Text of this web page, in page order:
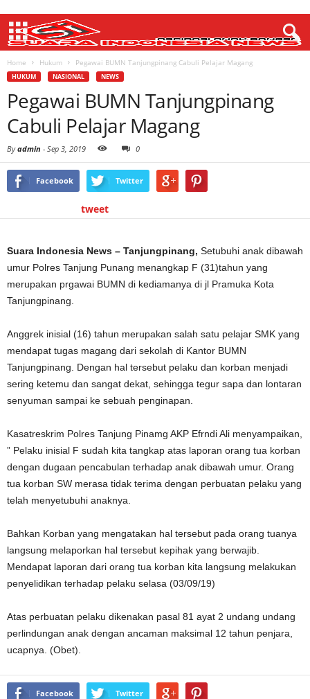
Home Hukum Pegawai BUMN Tanjungpinang Cabuli Pelajar Magang
HUKUM NASIONAL NEWS
Pegawai BUMN Tanjungpinang
Cabuli Pelajar Magang
Byadmin - Sep 3, 2019 0
Facebook Twitter
tweet
Suara Indonesia News – Tanjungpinang, Setubuhi anak dibawah
umur Polres Tanjung Punang menangkap F (31)tahun yang
merupakan prgawai BUMN di kediamanya di jl Pramuka Kota
Tanjungpinang.
Anggrek inisial (16) tahun merupakan salah satu pelajar SMK yang
mendapat tugas magang dari sekolah di Kantor BUMN
Tanjungpinang. Dengan hal tersebut pelaku dan korban menjadi
sering ketemu dan sangat dekat, sehingga tegur sapa dan lontaran
senyuman sampai ke sebuah penginapan.
Kasatreskrim Polres Tanjung Pinamg AKP Efrndi Ali menyampaikan,
” Pelaku inisial F sudah kita tangkap atas laporan orang tua korban
dengan dugaan pencabulan terhadap anak dibawah umur. Orang
tua korban SW merasa tidak terima dengan perbuatan pelaku yang
telah menyetubuhi anaknya.
Bahkan Korban yang mengatakan hal tersebut pada orang tuanya
langsung melaporkan hal tersebut kepihak yang berwajib.
Mendapat laporan dari orang tua korban kita langsung melakukan
penyelidikan terhadap pelaku selasa (03/09/19)
Atas perbuatan pelaku dikenakan pasal 81 ayat 2 undang undang
perlindungan anak dengan ancaman maksimal 12 tahun penjara,
ucapnya. (Obet).
Facebook Twitter